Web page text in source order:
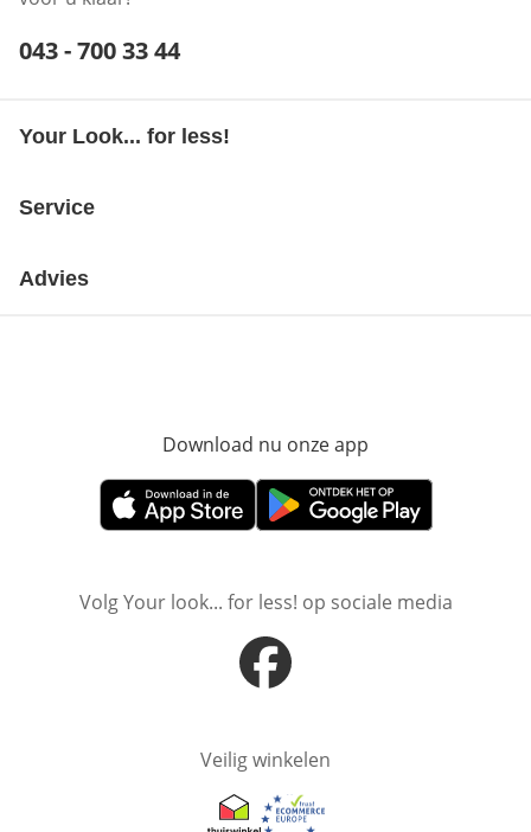
Telefoonnummer:
043 - 700 33 44
Your Look... for less!
Service
Advies
Download nu onze app
Opent in nieuw vensterOpent in nieuw venster
Volg Your look... for less! op sociale media
Opent in nieuw venster
Veilig winkelen